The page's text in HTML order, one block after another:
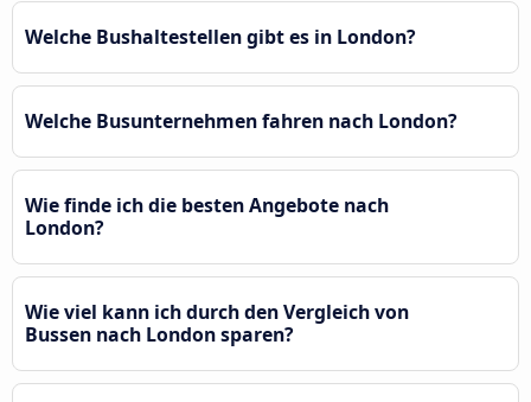
Welche Bushaltestellen gibt es in London?
Welche Busunternehmen fahren nach London?
Wie finde ich die besten Angebote nach
London?
Wie viel kann ich durch den Vergleich von
Bussen nach London sparen?